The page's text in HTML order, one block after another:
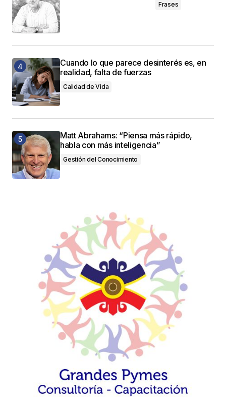
Frases
Cuando lo que parece desinterés es, en
realidad, falta de fuerzas
Calidad de Vida
Matt Abrahams: “Piensa más rápido,
habla con más inteligencia”
Gestión del Conocimiento